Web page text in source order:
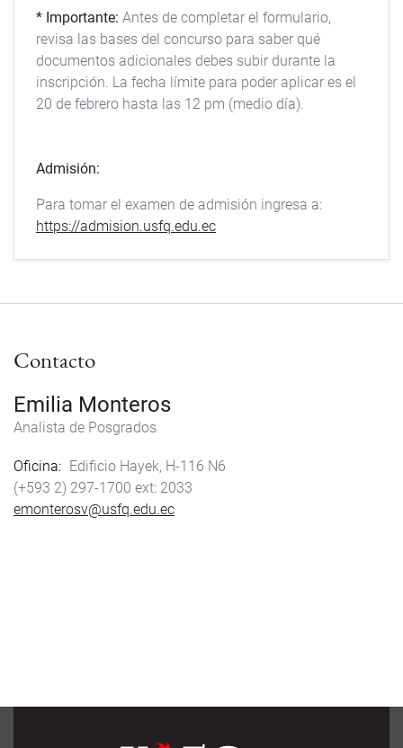
* Importante: Antes de completar el formulario,
revisa las bases del concurso para saber qué
documentos adicionales debes subir durante la
inscripción. La fecha límite para poder aplicar es el
20 de febrero hasta las 12 pm (medio día).
Admisión:
Para tomar el examen de admisión ingresa a:
https://admision.usfq.edu.ec
Contacto
Emilia Monteros
Analista de Posgrados
Oficina
Edificio Hayek, H-116 N6
(+593 2) 297-1700
2033
emonterosv@usfq.edu.ec